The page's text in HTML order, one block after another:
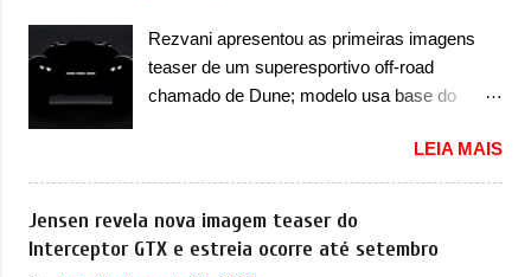
de Pequim, que aconteceu no primeiro
semestre. Na dianteira, o sedã conta com
faróis mais quadrados e compactos, com
passará a ser vendido na China apenas
como ‘20’. Junto das mudanças visuais, a
marca confirmou que ele pode ser um dos
novo motor elétrico. Chamado de ’16 em 1’,
também chamado de Thunder, ele apresenta
uma melhoria de eficiência térmica e integra
12 elementos de hardware. Entre eles, motor
Rezvani apresentou as primeiras imagens
teaser de um superesportivo off-road
chamado de Dune; modelo usa base do
Rezvani apresentou as primeiras imagens
teaser de um novo superesportivo que vai
oferecer aos seus consumidores. Trata-se do
Dune, um cupê superesportivo que terá uma
LEIA MAIS
Jensen revela nova imagem teaser do
Interceptor GTX e estreia ocorre até setembro